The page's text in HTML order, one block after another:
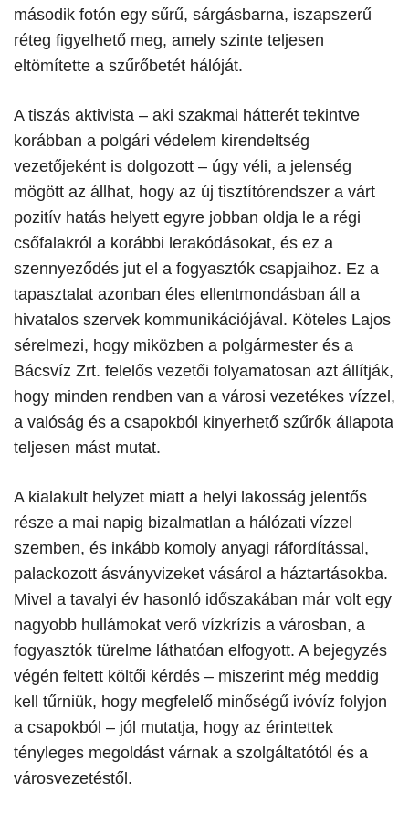
második fotón egy sűrű, sárgásbarna, iszapszerű
réteg figyelhető meg, amely szinte teljesen
eltömítette a szűrőbetét hálóját.
​A tiszás aktivista – aki szakmai hátterét tekintve
korábban a polgári védelem kirendeltség
vezetőjeként is dolgozott – úgy véli, a jelenség
mögött az állhat, hogy az új tisztítórendszer a várt
pozitív hatás helyett egyre jobban oldja le a régi
csőfalakról a korábbi lerakódásokat, és ez a
szennyeződés jut el a fogyasztók csapjaihoz. Ez a
tapasztalat azonban éles ellentmondásban áll a
hivatalos szervek kommunikációjával. Köteles Lajos
sérelmezi, hogy miközben a polgármester és a
Bácsvíz Zrt. felelős vezetői folyamatosan azt állítják,
hogy minden rendben van a városi vezetékes vízzel,
a valóság és a csapokból kinyerhető szűrők állapota
teljesen mást mutat.
​A kialakult helyzet miatt a helyi lakosság jelentős
része a mai napig bizalmatlan a hálózati vízzel
szemben, és inkább komoly anyagi ráfordítással,
palackozott ásványvizeket vásárol a háztartásokba.
Mivel a tavalyi év hasonló időszakában már volt egy
nagyobb hullámokat verő vízkrízis a városban, a
fogyasztók türelme láthatóan elfogyott. A bejegyzés
végén feltett költői kérdés – miszerint még meddig
kell tűrniük, hogy megfelelő minőségű ivóvíz folyjon
a csapokból – jól mutatja, hogy az érintettek
tényleges megoldást várnak a szolgáltatótól és a
városvezetéstől.